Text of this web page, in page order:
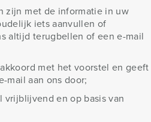
zijn met de informatie in uw
iets aanvullen of
altijd terugbellen of een e-mail
met het voorstel en geeft
mail aan ons door;
vrijblijvend en op basis van